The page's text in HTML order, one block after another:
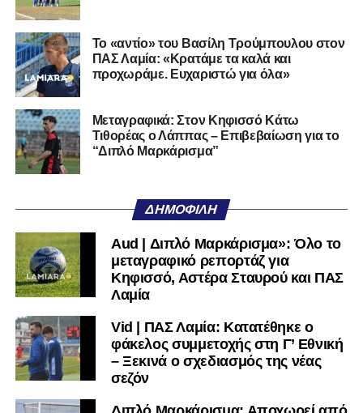
της Serie D στην Ιταλία, όπως οι Nocerina, S. Maria
Cilento και Castrovillari, έχοντας ξεκινήσει την
ποδοσφαιρική του διαδρομή από τον Απόλλωνα Σμύρνης.
Τον καλωσορίζουμε στην οικογένεια του Σαρωνικού και
του ευχόμαστε υγεία και επιτυχίες.»
Ακολουθήστε τοlamiara.grστοGoogle Newsγια να
μαθαίνετε πρώτοι τα κυανόλευκα νέα στην Ελλάδα και τον
Twitterκαι στοInstagram
μαθαίνετε σε χρόνο dt όλα τα νέα.
Το «αντίο» του Βασίλη Τρούμπουλου στον
ΠΑΣ Λαμία: «Κρατάμε τα καλά και
προχωράμε. Ευχαριστώ για όλα»
Μεταγραφικά: Στον Κηφισσό Κάτω
Τιθορέας ο Λάππας – Επιβεβαίωση για το
“Διπλό Μαρκάρισμα”
ΔΗΜΟΦΙΛΉ
Aud | Διπλό Μαρκάρισμα»: Όλο το
μεταγραφικό ρεπορτάζ για
Κηφισσό, Αστέρα Σταυρού και ΠΑΣ
Λαμία
Vid | ΠΑΣ Λαμία: Κατατέθηκε ο
φάκελος συμμετοχής στη Γ’ Εθνική
– Ξεκινά ο σχεδιασμός της νέας
σεζόν